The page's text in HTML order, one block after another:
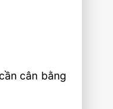
cân bằng